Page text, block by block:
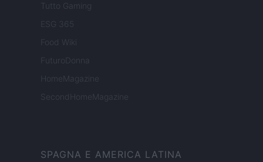
Tutto Gaming
ESG 365
Food Wiki
FuturoDonna
HomeMagazine
SecondHomeMagazine
SPAGNA E AMERICA LATINA